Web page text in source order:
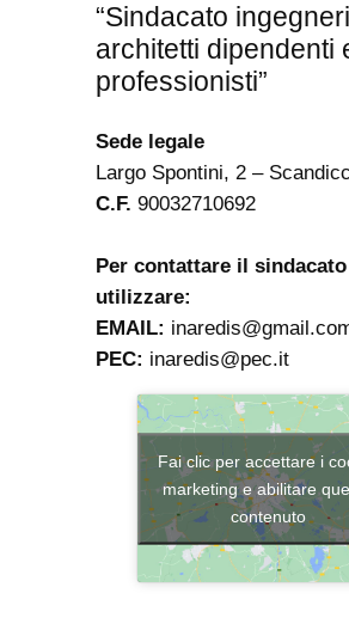
“Sindacato
architetti dipendenti
professionisti”
Sede legale
Largo Spontini, 2 –
C.F. 90032710692
Per contattare il sindacato
utilizzare:
EMAIL:
PEC: inaredis@pec.it
Fai clic per accettare i
marketing e abilitare
contenuto